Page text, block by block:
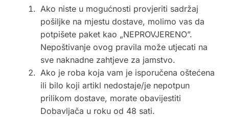
Ako niste u mogućnosti provjeriti sadržaj
pošiljke na mjestu dostave, molimo vas da
potpišete paket kao „NEPROVJERENO”.
Nepoštivanje ovog pravila može utjecati na
sve naknadne zahtjeve za jamstvo.
Ako je roba koja vam je isporučena oštećena
ili bilo koji artikl nedostaje/je nepotpun
prilikom dostave, morate obavijestiti
Dobavljača u roku od 48 sati.